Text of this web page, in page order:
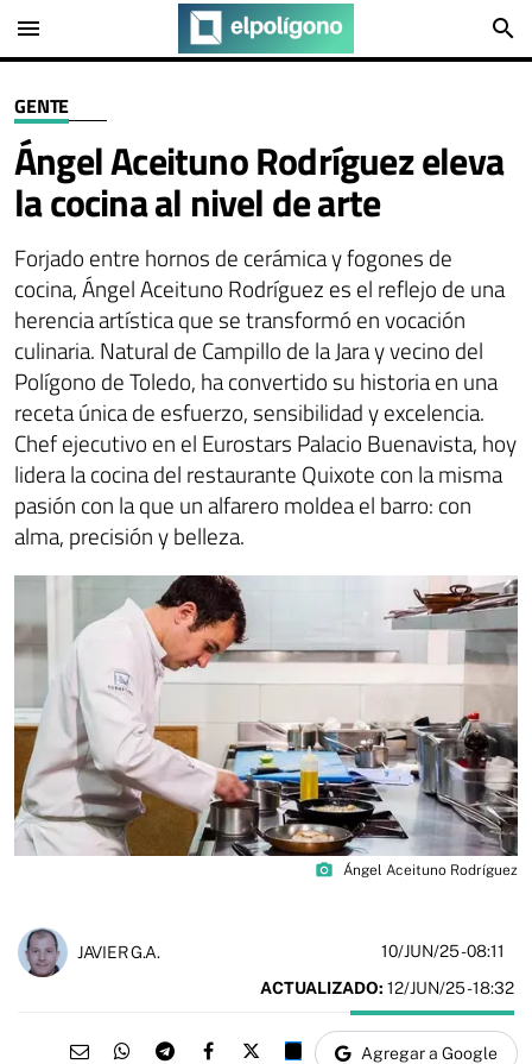
menu search
GENTE
Ángel Aceituno Rodríguez eleva
la cocina al nivel de arte
Forjado entre hornos de cerámica y fogones de
cocina, Ángel Aceituno Rodríguez es el reflejo de una
herencia artística que se transformó en vocación
culinaria. Natural de Campillo de la Jara y vecino del
Polígono de Toledo, ha convertido su historia en una
receta única de esfuerzo, sensibilidad y excelencia.
Chef ejecutivo en el Eurostars Palacio Buenavista, hoy
lidera la cocina del restaurante Quixote con la misma
pasión con la que un alfarero moldea el barro: con
alma, precisión y belleza.
photo_camera Ángel Aceituno Rodríguez
JAVIER G.A. 10/JUN/25- 08:11
ACTUALIZADO: 12/JUN/25 - 18:32
Agregar a Google